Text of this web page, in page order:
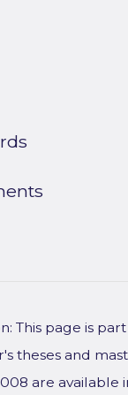
This page is
theses and
are available